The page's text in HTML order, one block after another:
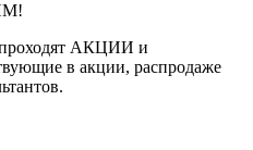
проходят АКЦИИ и
в акции, распродаже